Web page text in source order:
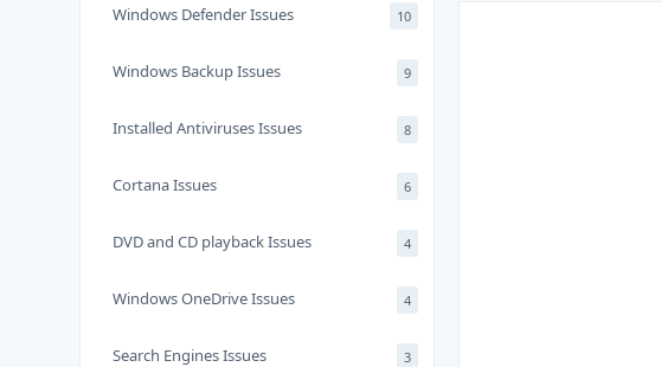
Windows Defender Issues 10
Windows Backup Issues 9
Installed Antiviruses Issues 8
Cortana Issues 6
DVD and CD playback Issues 4
Windows OneDrive Issues 4
Search Engines Issues 3